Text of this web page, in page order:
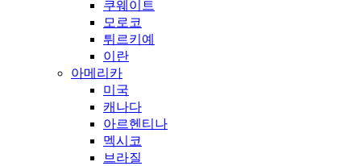
쿠웨이트
모로코
튀르키예
이란
아메리카
미국
캐나다
아르헨티나
멕시코
브라질